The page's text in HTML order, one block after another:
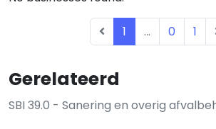
Gerelateerd
SBI 39.0 - Sanering en overig
1 ... 0 1